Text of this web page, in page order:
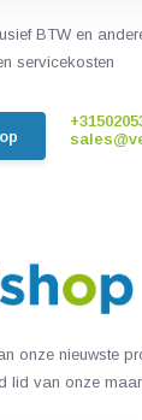
BTW en
servicekosten
onze nieuwste
lid van onze